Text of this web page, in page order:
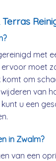
met
moet
om
van
u een
in Zwalm?
van een